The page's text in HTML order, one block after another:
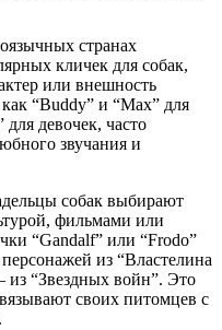
странах
кличек для собак,
или внешность
“Buddy” и “Max” для
девочек, часто
звучания и
собак выбирают
фильмами или
“Gandalf” или “Frodo”
из “Властелина
из “Звездных войн”. Это
своих питомцев с